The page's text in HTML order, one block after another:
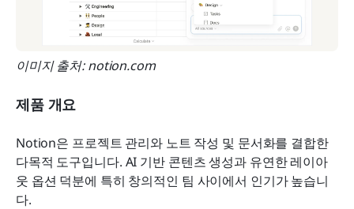
이미지 출처: notion.com
제품 개요
Notion은 프로젝트 관리와 노트 작성 및 문서화를 결합한
다목적 도구입니다. AI 기반 콘텐츠 생성과 유연한 레이아
웃 옵션 덕분에 특히 창의적인 팀 사이에서 인기가 높습니
다.